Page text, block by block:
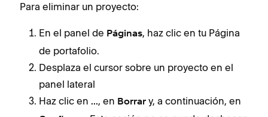
Para eliminar un proyecto:
En el panel de Páginas, haz clic en tu Página
de portafolio.
Desplaza el cursor sobre un proyecto en el
panel lateral
Haz clic en ..., en Borrar y, a continuación, en